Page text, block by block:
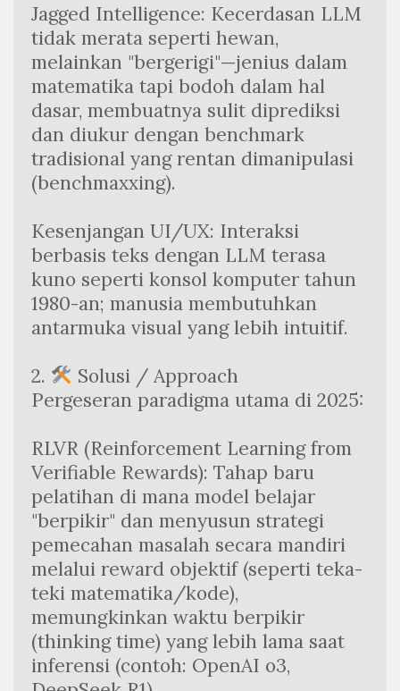
Jagged Intelligence: Kecerdasan LLM
tidak merata seperti hewan,
melainkan "bergerigi"—jenius dalam
matematika tapi bodoh dalam hal
dasar, membuatnya sulit diprediksi
dan diukur dengan benchmark
tradisional yang rentan dimanipulasi
(benchmaxxing).
Kesenjangan UI/UX: Interaksi
berbasis teks dengan LLM terasa
kuno seperti konsol komputer tahun
1980-an; manusia membutuhkan
antarmuka visual yang lebih intuitif.
2.
Solusi / Approach
Pergeseran paradigma utama di 2025:
RLVR (Reinforcement Learning from
Verifiable Rewards): Tahap baru
pelatihan di mana model belajar
"berpikir" dan menyusun strategi
pemecahan masalah secara mandiri
melalui reward objektif (seperti teka-
teki matematika/kode),
memungkinkan waktu berpikir
(thinking time) yang lebih lama saat
inferensi (contoh: OpenAI o3,